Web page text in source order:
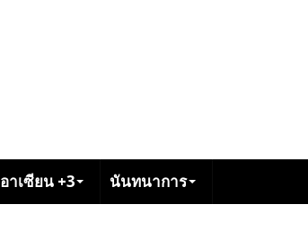
อาเซียน +3 นันทนาการ